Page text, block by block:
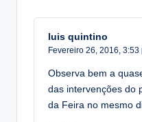
luis quintino
Fevereiro 26, 2016, 3:53
Observa bem a
das intervenções do
da Feira no mesmo